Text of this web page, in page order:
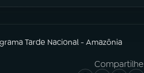
Tarde Nacional - Amazônia
Compartilhe